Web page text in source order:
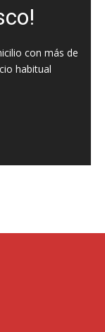
con más de
habitual